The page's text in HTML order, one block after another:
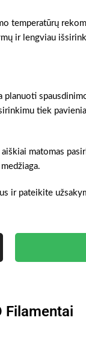
temperatūrų
ir lengviau
tiek
matomas
ir pateikite
Filamentai